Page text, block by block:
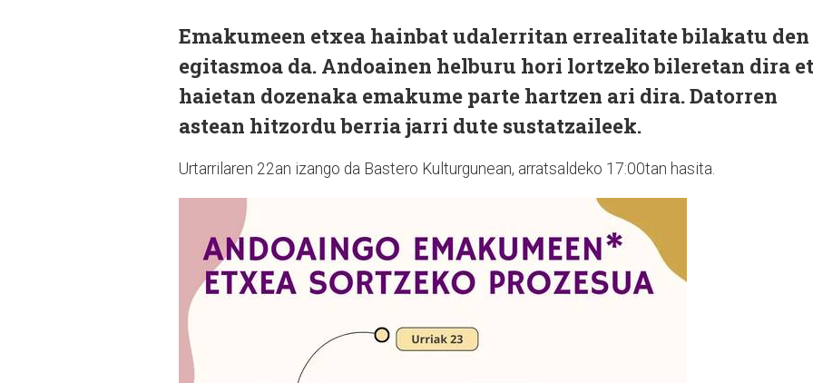
Emakumeen etxea hainbat udalerritan errealitate bilakatu den
egitasmoa da. Andoainen helburu hori lortzeko bileretan dira
haietan dozenaka emakume parte hartzen ari dira. Datorren
astean hitzordu berria jarri dute sustatzaileek.
Urtarrilaren 22an izango da Bastero Kulturgunean, arratsaldeko 17:00tan hasita.